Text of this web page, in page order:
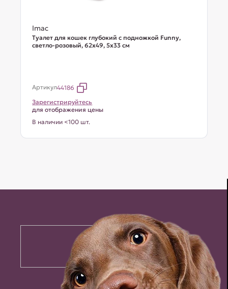
Imac
Туалет для кошек глубокий с подножкой Funny,
светло-розовый, 62х49, 5х33 см
Артикул44186
Зарегистрируйтесь
для отображения цены
В наличии <100 шт.